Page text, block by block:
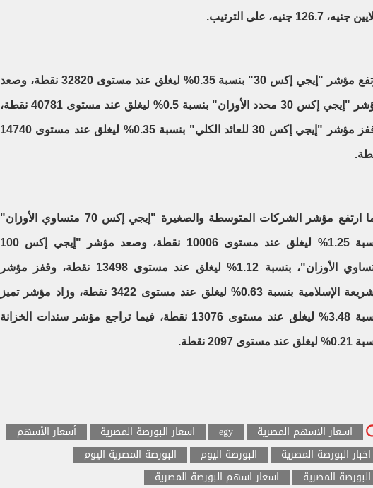
جنيه، 126.7 جنيه، على الترتيب.
ارتفع مؤشر "إيجي إكس 30" بنسبة 0.35% ليغلق عند مستوى 32820 نقطة، وصعد
مؤشر "إيجي إكس 30 محدد الأوزان" بنسبة 0.5% ليغلق عند مستوى 40781 نقطة،
وقفز مؤشر "إيجي إكس 30 للعائد الكلي" بنسبة 0.35% ليغلق عند مستوى 14740
كما ارتفع مؤشر الشركات المتوسطة والصغيرة "إيجي إكس 70 متساوي الأوزان"
بنسبة 1.25% ليغلق عند مستوى 10006 نقطة، وصعد مؤشر "إيجي إكس 100
متساوي الأوزان"، بنسبة 1.12% ليغلق عند مستوى 13498 نقطة، وقفز مؤشر
الشريعة الإسلامية بنسبة 0.63% ليغلق عند مستوى 3422 نقطة، وزاد مؤشر تميز
بنسبة 3.48% ليغلق عند مستوى 13076 نقطة، فيما تراجع مؤشر سندات الخزانة
عند مستوى 2097 نقطة.
اسعار الاسهم المصرية egy اسعار البورصة المصرية
أسعار الأسهم
اخبار البورصة المصرية
البورصة اليوم
البورصة المصرية اليوم
البورصة المصرية
اسعار اسهم البورصة المصرية